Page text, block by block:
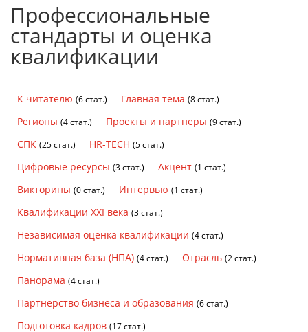
Профессиональные
стандарты и оценка
квалификации
К читателю (6 стат.) Главная тема (8 стат.)
Регионы (4 стат.) Проекты и партнеры (9 стат.)
СПК (25 стат.) HR-TECH (5 стат.)
Цифровые ресурсы (3 стат.) Акцент (1 стат.)
Викторины (0 стат.) Интервью (1 стат.)
Квалификации XXI века (3 стат.)
Независимая оценка квалификации (4 стат.)
Нормативная база (НПА) (4 стат.) Отрасль (2 стат.)
Панорама (4 стат.)
Партнерство бизнеса и образования (6 стат.)
Подготовка кадров (17 стат.)